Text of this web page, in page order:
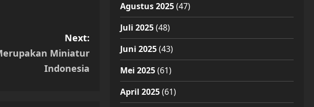
Next:
Miniatur
Indonesia
Agustus 2025(47)
Juli 2025(48)
Juni 2025(43)
Mei 2025(61)
April 2025(61)